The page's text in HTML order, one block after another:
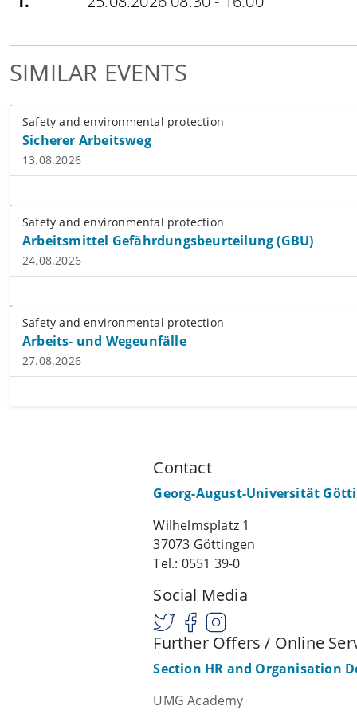
SIMILAR EVENTS
Safety and environmental protection
Sicherer Arbeitsweg
13.08.2026
Safety and environmental protection
Arbeitsmittel Gefährdungsbeurteilung (GBU)
24.08.2026
Safety and environmental protection
Arbeits- und Wegeunfälle
27.08.2026
Contact
Georg-August-Universität
Wilhelmsplatz 1
37073 Göttingen
Tel.: 0551 39-0
Social Media
Further Offers / Online
Section HR and Organisation
UMG Academy